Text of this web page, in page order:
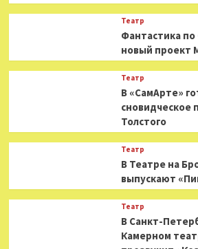
Театр
Фантастика по
новый проект
Театр
В «СамАрте»
сновидческое
Толстого
Театр
В Театре на
выпускают
Театр
В Санкт-
Камерном